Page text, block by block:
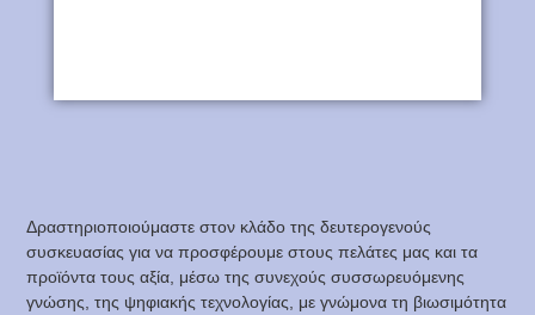
Δραστηριοποιούμαστε στον κλάδο της δευτερογενούς
συσκευασίας για να προσφέρουμε στους πελάτες μας και τα
προϊόντα τους αξία, μέσω της συνεχούς συσσωρευόμενης
γνώσης, της ψηφιακής τεχνολογίας, με γνώμονα τη βιωσιμότητα